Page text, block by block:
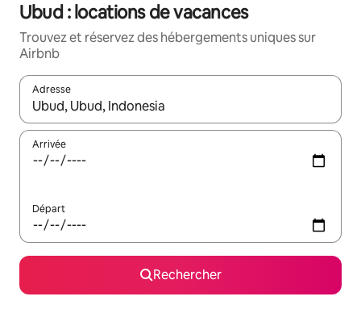
Ubud : locations de vacances
Trouvez et réservez des hébergements uniques sur
Airbnb
Adresse
Lorsque les résultats s'affichent, utilisez les flèches vers le
Arrivée
Départ
Rechercher